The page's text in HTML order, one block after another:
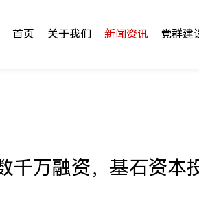
首页 关于我们 新闻资讯 党群建
千万融资，基石资本